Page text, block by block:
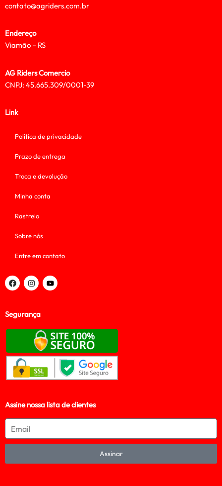
contato@agriders.com.br
Endereço
Viamão – RS
AG Riders Comercio
CNPJ: 45.665.309/0001-39
Link
Política de privacidade
Prazo de entrega
Troca e devolução
Minha conta
Rastreio
Sobre nós
Entre em contato
Segurança
Assine nossa lista de clientes
Assinar